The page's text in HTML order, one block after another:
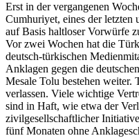
Erst in der vergangenen
Cumhuriyet, eines der letzten
auf Basis haltloser Vorwürfe
Vor zwei Wochen hat die
deutsch-türkischen
Anklagen gegen die
Mesale Tolu bestehen
verlassen. Viele wichtige
sind in Haft, wie etwa der
zivilgesellschaftlicher
fünf Monaten ohne